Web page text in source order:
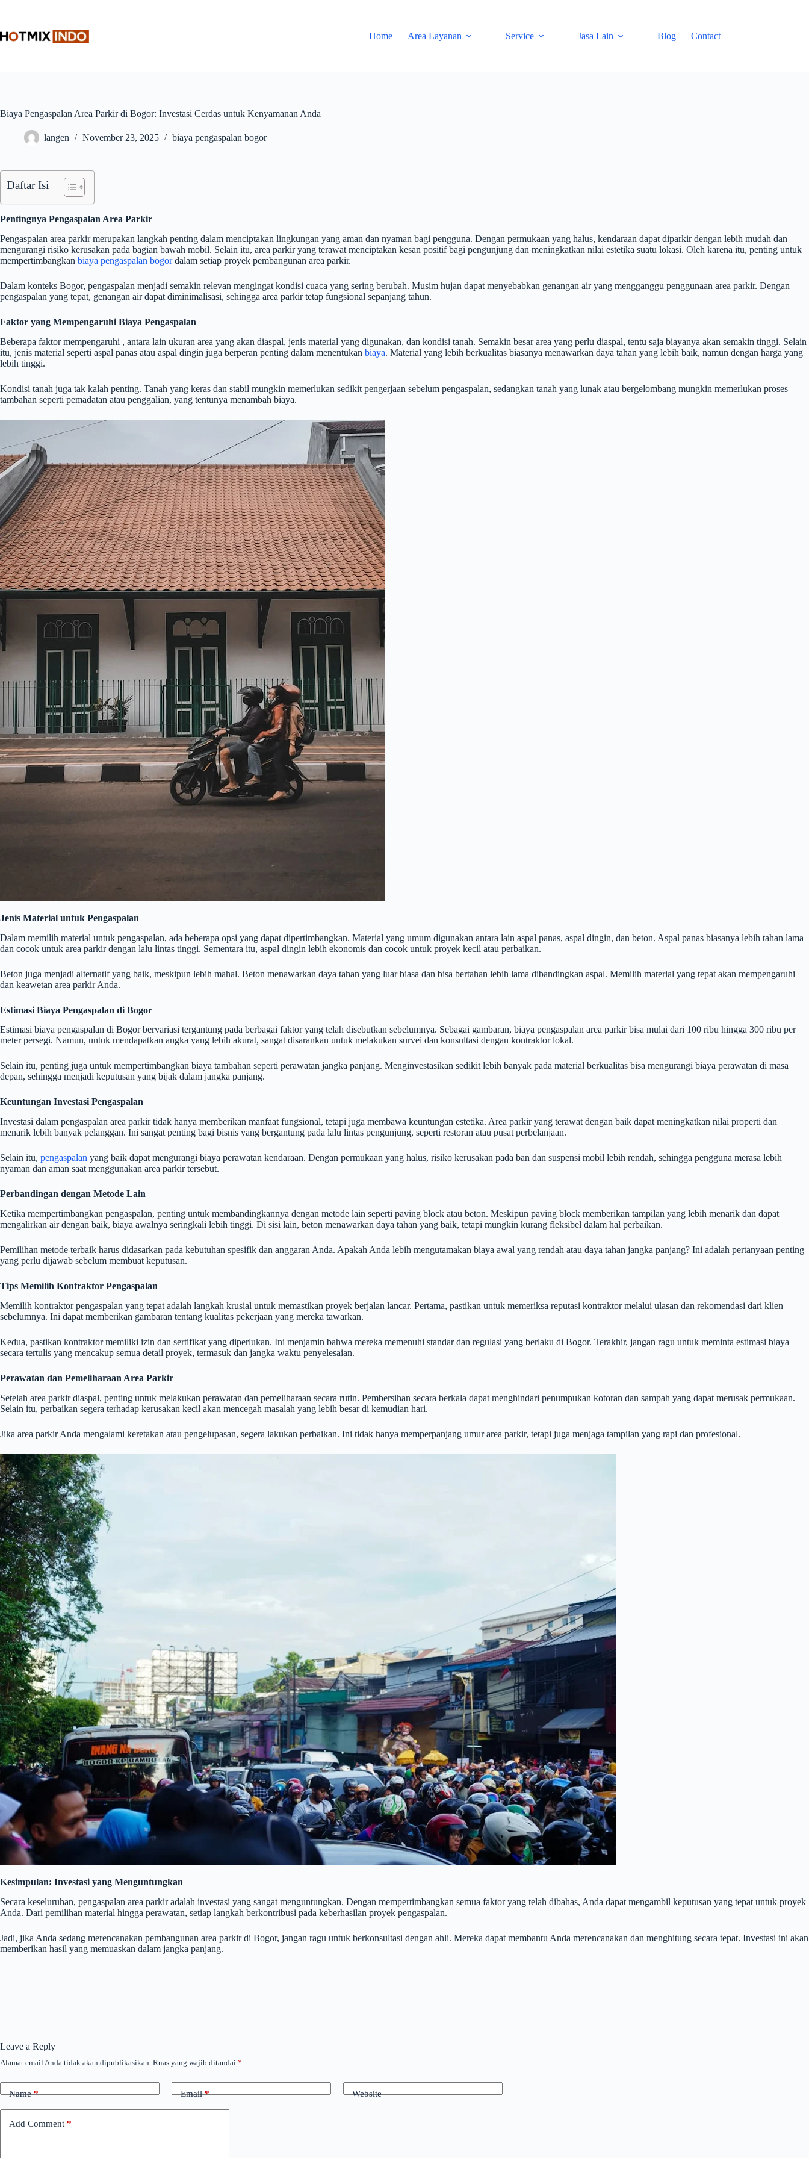
Home
Area Layanan Service Jasa Lain Blog Contact
Biaya Pengaspalan Area Parkir di Bogor: Investasi Cerdas untuk Kenyamanan Anda
langen November 23, 2025 biaya pengaspalan bogor
Daftar Isi
Pentingnya Pengaspalan Area Parkir
Pengaspalan area parkir merupakan langkah penting dalam menciptakan lingkungan yang aman dan nyaman bagi pengguna. Dengan permukaan yang halus, kendaraan dapat diparkir dengan lebih mudah dan
mengurangi risiko kerusakan pada bagian bawah mobil. Selain itu, area parkir yang terawat menciptakan kesan positif bagi pengunjung dan meningkatkan nilai estetika suatu lokasi. Oleh karena itu, penting untuk
mempertimbangkan biaya pengaspalan bogordalam setiap proyek pembangunan area parkir.
Dalam konteks Bogor, pengaspalan menjadi semakin relevan mengingat kondisi cuaca yang sering berubah. Musim hujan dapat menyebabkan genangan air yang mengganggu penggunaan area parkir. Dengan
pengaspalan yang tepat, genangan air dapat diminimalisasi, sehingga area parkir tetap fungsional sepanjang tahun.
Faktor yang Mempengaruhi Biaya Pengaspalan
Beberapa faktor mempengaruhi , antara lain ukuran area yang akan diaspal, jenis material yang digunakan, dan kondisi tanah. Semakin besar area yang perlu diaspal, tentu saja biayanya akan semakin tinggi. Selain
itu, jenis material seperti aspal panas atau aspal dingin juga berperan penting dalam menentukan biaya. Material yang lebih berkualitas biasanya menawarkan daya tahan yang lebih baik, namun dengan harga yang
lebih tinggi.
Kondisi tanah juga tak kalah penting. Tanah yang keras dan stabil mungkin memerlukan sedikit pengerjaan sebelum pengaspalan, sedangkan tanah yang lunak atau bergelombang mungkin memerlukan proses
tambahan seperti pemadatan atau penggalian, yang tentunya menambah biaya.
Jenis Material untuk Pengaspalan
Dalam memilih material untuk pengaspalan, ada beberapa opsi yang dapat dipertimbangkan. Material yang umum digunakan antara lain aspal panas, aspal dingin, dan beton. Aspal panas biasanya lebih tahan lama
dan cocok untuk area parkir dengan lalu lintas tinggi. Sementara itu, aspal dingin lebih ekonomis dan cocok untuk proyek kecil atau perbaikan.
Beton juga menjadi alternatif yang baik, meskipun lebih mahal. Beton menawarkan daya tahan yang luar biasa dan bisa bertahan lebih lama dibandingkan aspal. Memilih material yang tepat akan mempengaruhi
dan keawetan area parkir Anda.
Estimasi Biaya Pengaspalan di Bogor
Estimasi biaya pengaspalan di Bogor bervariasi tergantung pada berbagai faktor yang telah disebutkan sebelumnya. Sebagai gambaran, biaya pengaspalan area parkir bisa mulai dari 100 ribu hingga 300 ribu per
meter persegi. Namun, untuk mendapatkan angka yang lebih akurat, sangat disarankan untuk melakukan survei dan konsultasi dengan kontraktor lokal.
Selain itu, penting juga untuk mempertimbangkan biaya tambahan seperti perawatan jangka panjang. Menginvestasikan sedikit lebih banyak pada material berkualitas bisa mengurangi biaya perawatan di masa
depan, sehingga menjadi keputusan yang bijak dalam jangka panjang.
Keuntungan Investasi Pengaspalan
Investasi dalam pengaspalan area parkir tidak hanya memberikan manfaat fungsional, tetapi juga membawa keuntungan estetika. Area parkir yang terawat dengan baik dapat meningkatkan nilai properti dan
menarik lebih banyak pelanggan. Ini sangat penting bagi bisnis yang bergantung pada lalu lintas pengunjung, seperti restoran atau pusat perbelanjaan.
Selain itu, pengaspalan yang baik dapat mengurangi biaya perawatan kendaraan. Dengan permukaan yang halus, risiko kerusakan pada ban dan suspensi mobil lebih rendah, sehingga pengguna merasa lebih
nyaman dan aman saat menggunakan area parkir tersebut.
Perbandingan dengan Metode Lain
Ketika mempertimbangkan pengaspalan, penting untuk membandingkannya dengan metode lain seperti paving block atau beton. Meskipun paving block memberikan tampilan yang lebih menarik dan dapat
mengalirkan air dengan baik, biaya awalnya seringkali lebih tinggi. Di sisi lain, beton menawarkan daya tahan yang baik, tetapi mungkin kurang fleksibel dalam hal perbaikan.
Pemilihan metode terbaik harus didasarkan pada kebutuhan spesifik dan anggaran Anda. Apakah Anda lebih mengutamakan biaya awal yang rendah atau daya tahan jangka panjang? Ini adalah pertanyaan penting
yang perlu dijawab sebelum membuat keputusan.
Tips Memilih Kontraktor Pengaspalan
Memilih kontraktor pengaspalan yang tepat adalah langkah krusial untuk memastikan proyek berjalan lancar. Pertama, pastikan untuk memeriksa reputasi kontraktor melalui ulasan dan rekomendasi dari klien
sebelumnya. Ini dapat memberikan gambaran tentang kualitas pekerjaan yang mereka tawarkan.
Kedua, pastikan kontraktor memiliki izin dan sertifikat yang diperlukan. Ini menjamin bahwa mereka memenuhi standar dan regulasi yang berlaku di Bogor. Terakhir, jangan ragu untuk meminta estimasi biaya
secara tertulis yang mencakup semua detail proyek, termasuk dan jangka waktu penyelesaian.
Perawatan dan Pemeliharaan Area Parkir
Setelah area parkir diaspal, penting untuk melakukan perawatan dan pemeliharaan secara rutin. Pembersihan secara berkala dapat menghindari penumpukan kotoran dan sampah yang dapat merusak permukaan.
Selain itu, perbaikan segera terhadap kerusakan kecil akan mencegah masalah yang lebih besar di kemudian hari.
Jika area parkir Anda mengalami keretakan atau pengelupasan, segera lakukan perbaikan. Ini tidak hanya memperpanjang umur area parkir, tetapi juga menjaga tampilan yang rapi dan profesional.
Kesimpulan: Investasi yang Menguntungkan
Secara keseluruhan, pengaspalan area parkir adalah investasi yang sangat menguntungkan. Dengan mempertimbangkan semua faktor yang telah dibahas, Anda dapat mengambil keputusan yang tepat untuk proyek
Anda. Dari pemilihan material hingga perawatan, setiap langkah berkontribusi pada keberhasilan proyek pengaspalan.
Jadi, jika Anda sedang merencanakan pembangunan area parkir di Bogor, jangan ragu untuk berkonsultasi dengan ahli. Mereka dapat membantu Anda merencanakan dan menghitung secara tepat. Investasi ini akan
memberikan hasil yang memuaskan dalam jangka panjang.
Leave a Reply
Alamat email Anda tidak akan dipublikasikan. Ruas yang wajib ditandai *
Name* Email* Website
Add Comment *